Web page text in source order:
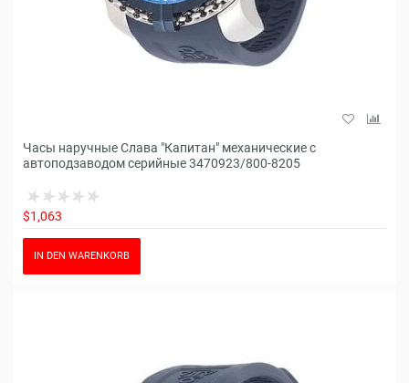
Часы наручные Слава "Капитан" механические с
автоподзаводом серийные 3470923/800-8205
$1,063
IN DEN WARENKORB